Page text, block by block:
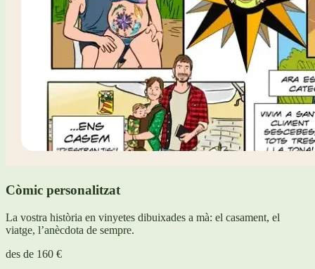
Còmic personalitzat
La vostra història en vinyetes dibuixades a mà: el casament, el
viatge, l’anècdota de sempre.
des de 160 €